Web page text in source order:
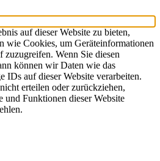
auf dieser Website zu bieten,
wie Cookies, um Geräteinformationen
zuzugreifen. Wenn Sie diesen
können wir Daten wie das
IDs auf dieser Website verarbeiten.
erteilen oder zurückziehen,
und Funktionen dieser Website